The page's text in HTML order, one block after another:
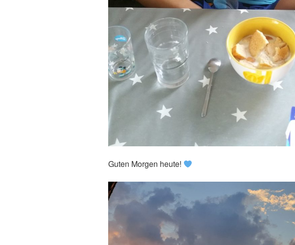
Guten Morgen heute!